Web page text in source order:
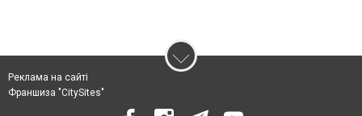
Реклама на сайті
Франшиза "CitySites"